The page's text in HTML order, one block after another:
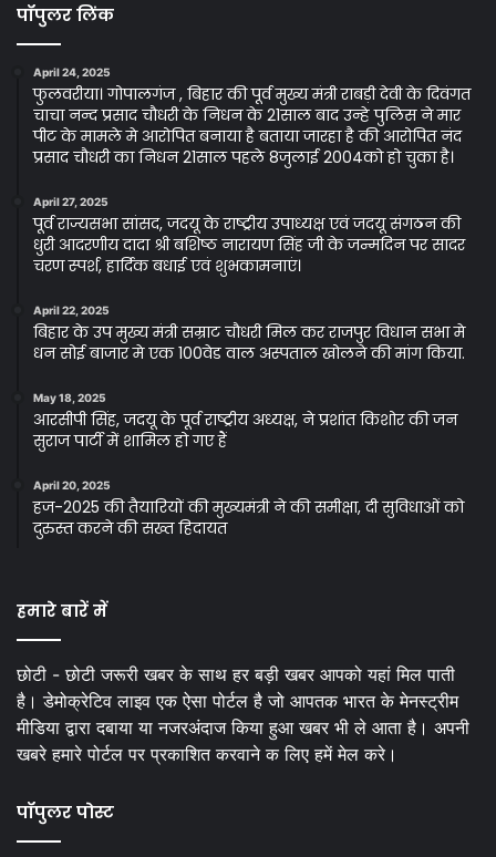
पॉपुलर लिंक
April 24, 2025
फुलवरीया। गोपालगंज , बिहार की पूर्व मुख्य मंत्री राबड़ी देवी के दिवंगत
चाचा नन्द प्रसाद चौधरी के निधन के 21साल बाद उन्हे पुलिस ने मार
पीट के मामले मे आरोपित बनाया है बताया जारहा है की आरोपित नंद
प्रसाद चौधरी का निधन 21साल पहले 8जुलाई 2004को हो चुका है।
April 27, 2025
पूर्व राज्यसभा सांसद, जदयू के राष्ट्रीय उपाध्यक्ष एवं जदयू संगठन की
धुरी आदरणीय दादा श्री बशिष्ठ नारायण सिंह जी के जन्मदिन पर सादर
चरण स्पर्श, हार्दिक बधाई एवं शुभकामनाएं।
April 22, 2025
बिहार के उप मुख्य मंत्री सम्राट चौधरी मिल कर राजपुर विधान सभा मे
धन सोई बाजार मे एक 100वेड वाल अस्पताल खोलने की मांग किया.
May 18, 2025
आरसीपी सिंह, जदयू के पूर्व राष्ट्रीय अध्यक्ष, ने प्रशांत किशोर की जन
सुराज पार्टी में शामिल हो गए हैं
April 20, 2025
हज-2025 की तैयारियों की मुख्यमंत्री ने की समीक्षा, दी सुविधाओं को
दुरुस्त करने की सख्त हिदायत
हमारे बारें में
छोटी - छोटी जरूरी खबर के साथ हर बड़ी खबर आपको यहां मिल पाती
है। डेमोक्रेटिव लाइव एक ऐसा पोर्टल है जो आपतक भारत के मेनस्ट्रीम
मीडिया द्वारा दबाया या नजरअंदाज किया हुआ खबर भी ले आता है। अपनी
खबरे हमारे पोर्टल पर प्रकाशित करवाने क लिए हमें मेल करे।
पॉपुलर पोस्ट